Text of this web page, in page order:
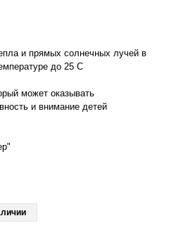
и прямых солнечных лучей в
до 25 С
может оказывать
и внимание детей